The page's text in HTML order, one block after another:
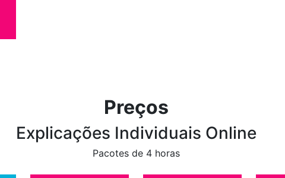
Preços
Explicações Individuais Online
Pacotes de 4 horas